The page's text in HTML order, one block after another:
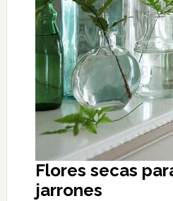
Flores secas
jarrones